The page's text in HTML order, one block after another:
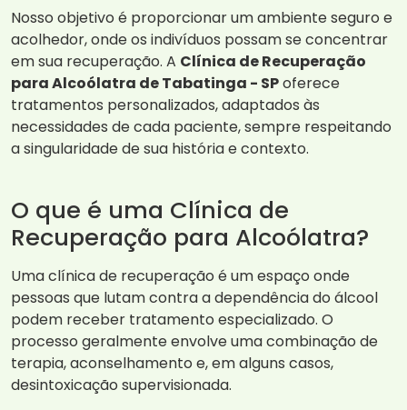
Nosso objetivo é proporcionar um ambiente seguro e
acolhedor, onde os indivíduos possam se concentrar
em sua recuperação. A Clínica de Recuperação
para Alcoólatra de Tabatinga - SPoferece
tratamentos personalizados, adaptados às
necessidades de cada paciente, sempre respeitando
a singularidade de sua história e contexto.
O que é uma Clínica de
Recuperação para Alcoólatra?
Uma clínica de recuperação é um espaço onde
pessoas que lutam contra a dependência do álcool
podem receber tratamento especializado. O
processo geralmente envolve uma combinação de
terapia, aconselhamento e, em alguns casos,
desintoxicação supervisionada.